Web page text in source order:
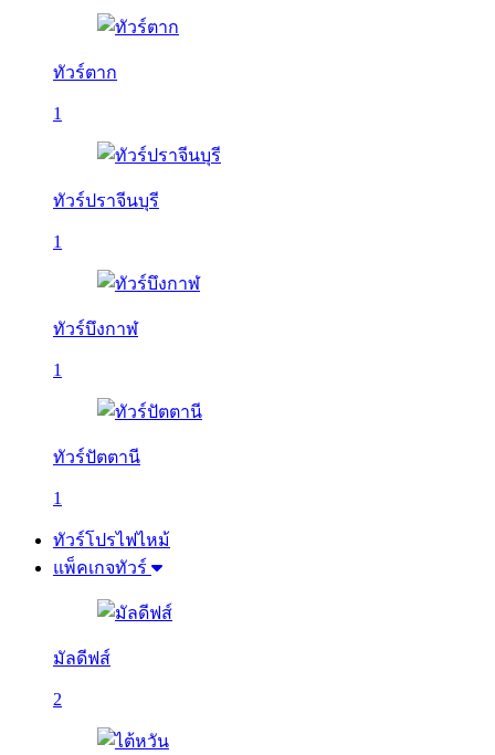
ทัวร์ตาก
1
ทัวร์ปราจีนบุรี
1
ทัวร์บึงกาฬ
1
ทัวร์ปัตตานี
1
ทัวร์โปรไฟไหม้
แพ็คเกจทัวร์
มัลดีฟส์
2